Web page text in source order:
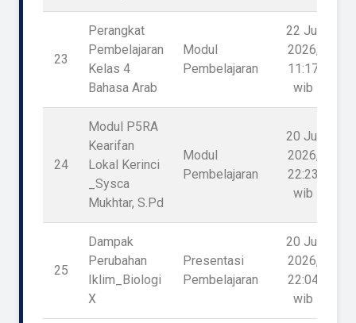
23
Perangkat
Pembelajaran
Kelas 4
Bahasa Arab
Modul
Pembelajaran
22 Jul
2026,
11:17
wib
24
Modul P5RA
Kearifan
Lokal Kerinci
_Sysca
Mukhtar, S.Pd
Modul
Pembelajaran
20 Jul
2026,
22:23
wib
25
Dampak
Perubahan
Iklim_Biologi
X
Presentasi
Pembelajaran
20 Jul
2026,
22:04
wib